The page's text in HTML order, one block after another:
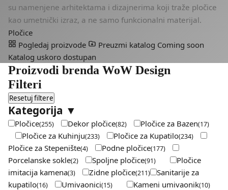
su namenjene arhitektama i dizajnerima koji traže pločice
kao umetnički izraz, a ne samo funkcionalni materijal.
Pločice
Pogledaj proizvode
Preuzmi katalog Coming soon
Katalog uskoro dostupan
Proizvodi brenda WoW Design
Filteri
Resetuj filtere
Kategorija ▼
Pločice(255) Dekor pločice(82) Pločice za Bazen(17)
Pločice za Kuhinju(233) Pločice za Kupatilo(234)
Pločice za Stepenište(4) Podne pločice(177)
Porcelanske sokle(2) Spoljne pločice(91)
Pločice
imitacija kamena(3) Zidne pločice(211)
Sanitarije za
kupatilo(16) Umivaonici(15) Kameni umivaonik(10)